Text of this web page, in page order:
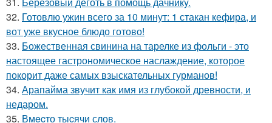
32. Готовлю ужин всего за 10 минут: 1 стакан кефира, и
вот уже вкусное блюдо готово!
33. Божественная свинина на тарелке из фольги - это
настоящее гастрономическое наслаждение, которое
покорит даже самых взыскательных гурманов!
34. Арапайма звучит как имя из глубокой древности, и
недаром.
35. Вмecто тыcячи слов.